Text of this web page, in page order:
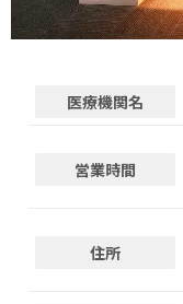
医療機関名
営業時間
住所